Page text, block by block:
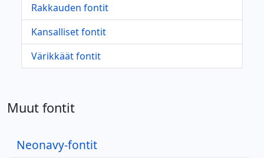
Rakkauden fontit
Kansalliset fontit
Värikkäät fontit
Muut fontit
Neonavy-fontit